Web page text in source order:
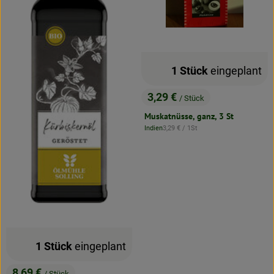
1 Stück eingeplant
, Preis:
3,29 €/ Stück
Muskatnüsse, ganz, 3 St
, Herkunft:
Indien, Referenzpreis:
3,29 € / 1St
1 Stück eingeplant